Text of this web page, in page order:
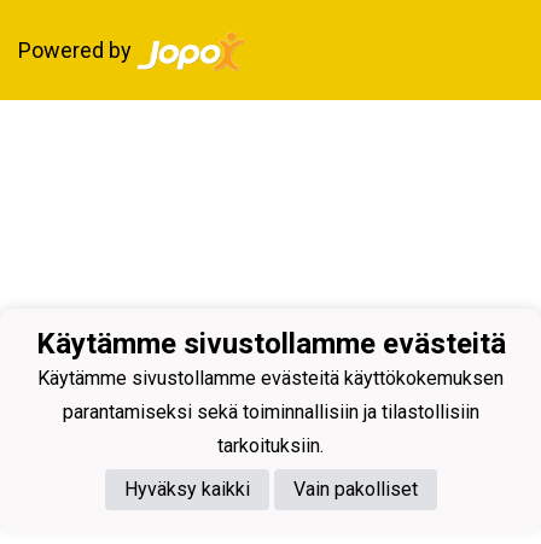
Powered by
Käytämme sivustollamme evästeitä
Käytämme sivustollamme evästeitä käyttökokemuksen
parantamiseksi sekä toiminnallisiin ja tilastollisiin
tarkoituksiin.
Hyväksy kaikki
Vain pakolliset